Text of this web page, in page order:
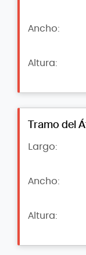
Ancho:
Altura:
Tramo del
Largo:
Ancho:
Altura: